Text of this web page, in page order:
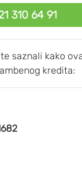
310 64 91
saznali kako
kredita: